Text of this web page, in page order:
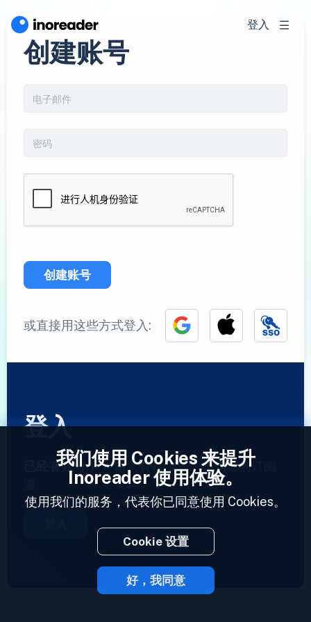
登入
创建账号
创建账号
或直接用这些方式登入:
登入
已经有账号了？输入资料，立即访问你的订阅
2023 © Inoreader
我们使用 Cookies 来提升
Inoreader 使用体验。
使用我们的服务，代表你已同意使用 Cookies。
Cookie 设置
好，我同意